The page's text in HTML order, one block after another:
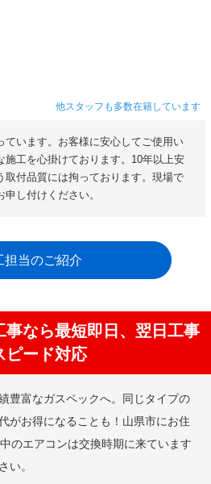
他スタッフも多数在籍しています
ています。お客様に安心してご使用い
施工を心掛けております。10年以上安
取付品質には拘っております。現場で
し付けください。
担当のご紹介
事なら最短即日、翌日工事
ピード対応
豊富なガスペックへ。同じタイプの
がお得になることも！山県市にお住
のエアコンは交換時期に来ています
い。